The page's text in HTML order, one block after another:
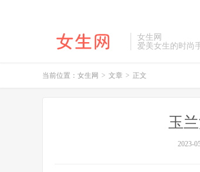
女生网
爱美女生的时尚
当前位置： 女生网 > 文章 > 正文
玉
2023-